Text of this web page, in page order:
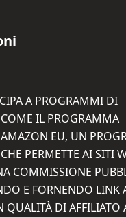
A PROGRAMMI DI
IL PROGRAMMA
EU, UN
PERMETTE AI SITI
COMMISSIONE
E FORNENDO LINK
QUALITÀ DI AFFILIATO